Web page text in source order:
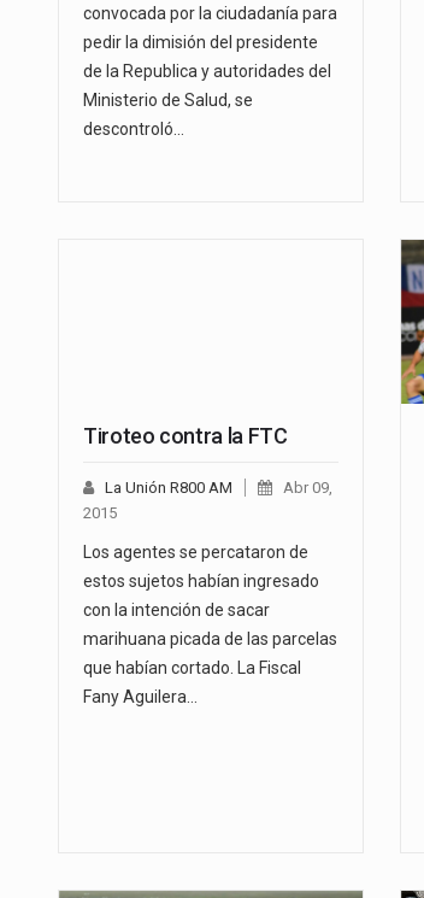
convocada por la ciudadanía para
pedir la dimisión del presidente
de la Republica y autoridades del
Ministerio de Salud, se
descontroló…
Tiroteo contra la FTC
La Unión R800 AM
Abr 09,
2015
Los agentes se percataron de
estos sujetos habían ingresado
con la intención de sacar
marihuana picada de las parcelas
que habían cortado. La Fiscal
Fany Aguilera…